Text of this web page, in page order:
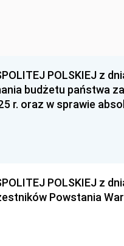
POLSKIEJ z
budżetu państwa
r. oraz w sprawie
POLSKIEJ z
Powstania